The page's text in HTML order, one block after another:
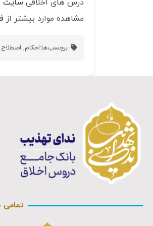
درس های اخلاقی سایت
مشاهده موارد بیشتر از
برچسب‌ها:احکام,